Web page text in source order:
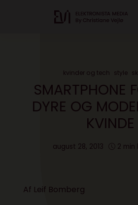
kvinder og tech style
SMARTPHONE
DYRE OG
KVINDE
august 28, 2013 2
Af Leif Bomberg